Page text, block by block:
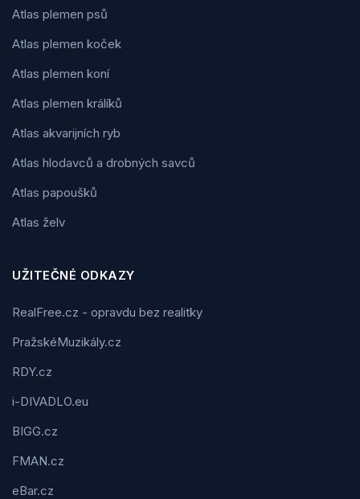
Atlas plemen psů
Atlas plemen koček
Atlas plemen koní
Atlas plemen králíků
Atlas akvarijních ryb
Atlas hlodavců a drobných savců
Atlas papoušků
Atlas želv
UŽITEČNÉ ODKAZY
RealFree.cz - opravdu bez realitky
PražskéMuzikály.cz
RDY.cz
i-DIVADLO.eu
BIGG.cz
FMAN.cz
eBar.cz